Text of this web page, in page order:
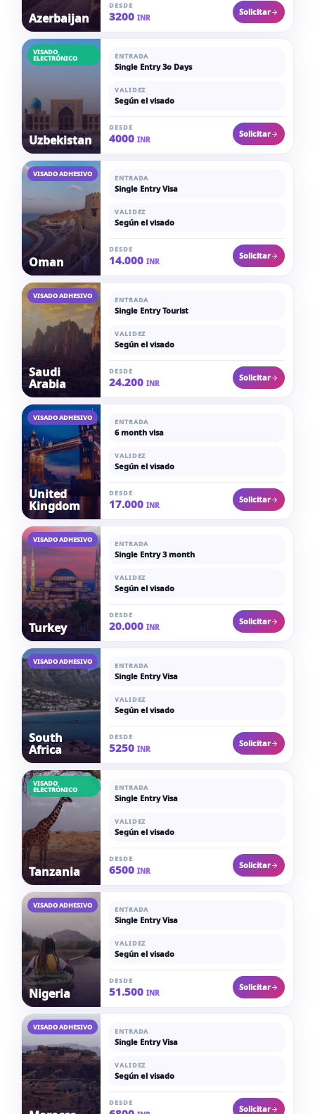
Azerbaijan
DESDE
3200 INR
Solicitar
VISADO
ELECTRÓNICO
Uzbekistan
ENTRADA
Single Entry 3o Days
VALIDEZ
Según el visado
DESDE
4000 INR
Solicitar
VISADO ADHESIVO
Oman
ENTRADA
Single Entry Visa
VALIDEZ
Según el visado
DESDE
14.000 INR
Solicitar
VISADO ADHESIVO
Saudi
Arabia
ENTRADA
Single Entry Tourist
VALIDEZ
Según el visado
DESDE
24.200 INR
Solicitar
VISADO ADHESIVO
United
Kingdom
ENTRADA
6 month visa
VALIDEZ
Según el visado
DESDE
17.000 INR
Solicitar
VISADO ADHESIVO
Turkey
ENTRADA
Single Entry 3 month
VALIDEZ
Según el visado
DESDE
20.000 INR
Solicitar
VISADO ADHESIVO
South
Africa
ENTRADA
Single Entry Visa
VALIDEZ
Según el visado
DESDE
5250 INR
Solicitar
VISADO
ELECTRÓNICO
Tanzania
ENTRADA
Single Entry Visa
VALIDEZ
Según el visado
DESDE
6500 INR
Solicitar
VISADO ADHESIVO
Nigeria
ENTRADA
Single Entry Visa
VALIDEZ
Según el visado
DESDE
51.500 INR
Solicitar
VISADO ADHESIVO ENTRADA
Single Entry Visa
VALIDEZ
Según el visado
DESDE
Solicitar